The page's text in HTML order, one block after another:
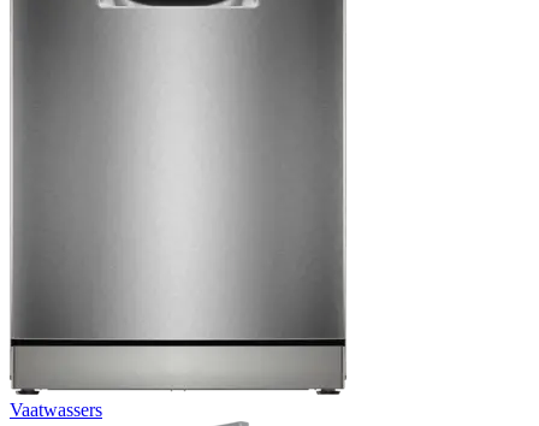
Vaatwassers